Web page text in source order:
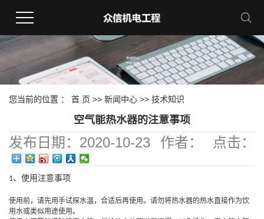
您当前的位置 ： 首 页 >> 新闻中心 >> 技术知识
空气能热水器的注意事项
发布日期： 2020-10-23 作者：
点击：
378
1、使用注意事项
使用前，请先用手试探水温，合适后再使用。请勿将热水器的热水直接作为饮
用水或类似用途使用。